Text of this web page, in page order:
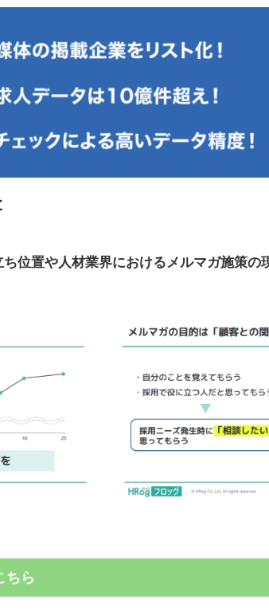
位置や人材業界におけるメルマガ施策の
ちら